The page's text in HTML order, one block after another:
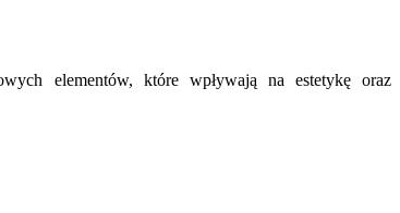
elementów, które wpływają na estetykę oraz